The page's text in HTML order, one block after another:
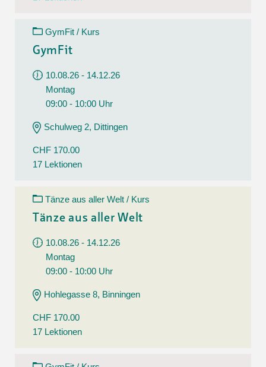
GymFit / Kurs
GymFit
10.08.26 - 14.12.26
Montag
09:00 - 10:00 Uhr
Schulweg 2, Dittingen
CHF 170.00
17 Lektionen
Tänze aus aller Welt / Kurs
Tänze aus aller Welt
10.08.26 - 14.12.26
Montag
09:00 - 10:00 Uhr
Hohlegasse 8, Binningen
CHF 170.00
17 Lektionen